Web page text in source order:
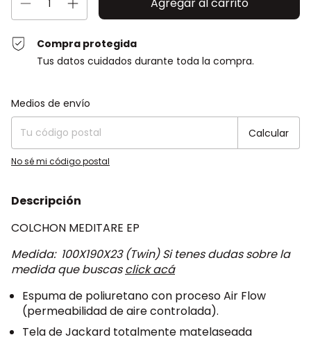
Compra protegida
Tus datos cuidados durante toda la compra.
Entregas para el CP:
Medios de envío
Calcular
No sé mi código postal
Descripción
COLCHON MEDITARE EP
Medida: 100X190X23 (Twin) Si tenes dudas sobre la
medida que buscasclick acá
Espuma de poliuretano con proceso Air Flow
(permeabilidad de aire controlada).
Tela de Jackard totalmente matelaseada